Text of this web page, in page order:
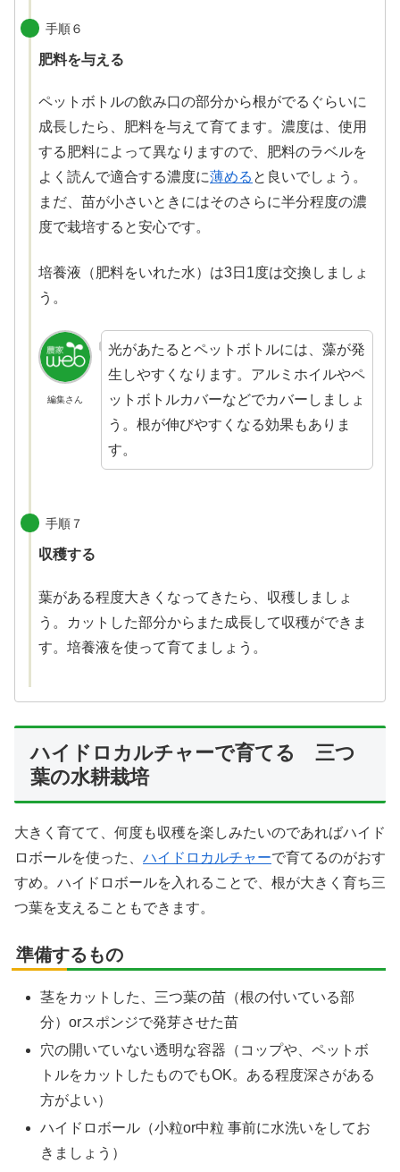
手順６
肥料を与える
ペットボトルの飲み口の部分から根がでるぐらいに
成長したら、肥料を与えて育てます。濃度は、使用
する肥料によって異なりますので、肥料のラベルを
よく読んで適合する濃度に薄める と良いでしょう。
まだ、苗が小さいときにはそのさらに半分程度の濃
度で栽培すると安心です。
培養液（肥料をいれた水）は3日1度は交換しましょ
う。
編集さん
光があたるとペットボトルには、藻が発
生しやすくなります。アルミホイルやペ
ットボトルカバーなどでカバーしましょ
う。根が伸びやすくなる効果もありま
す。
手順７
収穫する
葉がある程度大きくなってきたら、収穫しましょ
う。カットした部分からまた成長して収穫ができま
す。培養液を使って育てましょう。
ハイドロカルチャーで育てる 三つ
葉の水耕栽培
大きく育てて、何度も収穫を楽しみたいのであればハイド
ロボールを使った、 ハイドロカルチャーで育てるのがおす
すめ。ハイドロボールを入れることで、根が大きく育ち三
つ葉を支えることもできます。
準備するもの
茎をカットした、三つ葉の苗（根の付いている部
分）orスポンジで発芽させた苗
穴の開いていない透明な容器（コップや、ペットボ
トルをカットしたものでもOK。ある程度深さがある
方がよい）
ハイドロボール（小粒or中粒 事前に水洗いをしてお
きましょう）
X
はてブ
LINE
LinkedIn